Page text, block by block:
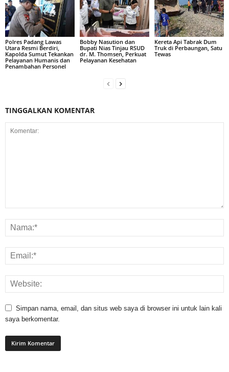
Polres Padang Lawas
Utara Resmi Berdiri,
Kapolda Sumut Tekankan
Pelayanan Humanis dan
Penambahan Personel
Bobby Nasution dan
Bupati Nias Tinjau RSUD
dr. M. Thomsen, Perkuat
Pelayanan Kesehatan
Kereta Api Tabrak Dum
Truk di Perbaungan, Satu
Tewas
TINGGALKAN KOMENTAR
Simpan nama, email, dan situs web saya di browser ini untuk lain kali
saya berkomentar.